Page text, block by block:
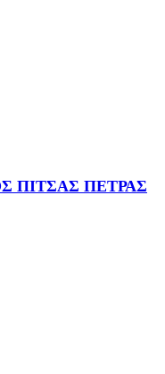
ΠΙΤΣΑΣ ΠΕΤΡΑΣ